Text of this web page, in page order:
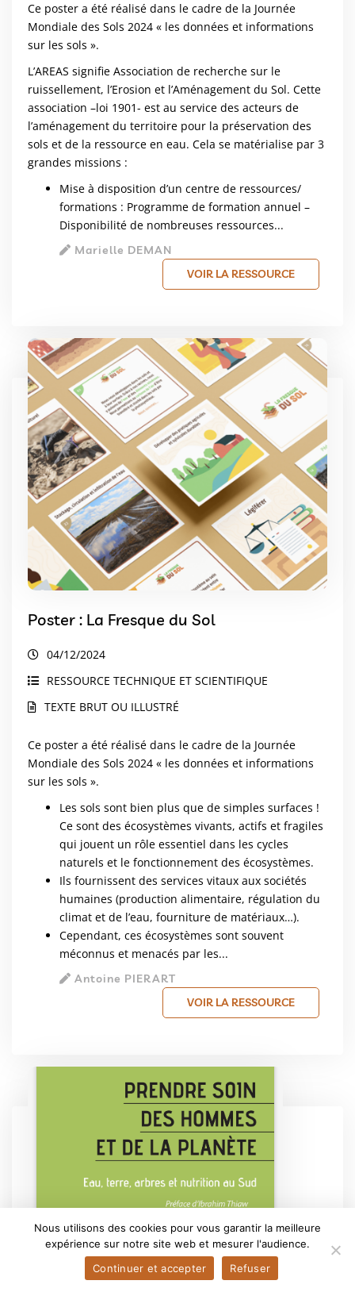
Ce poster a été réalisé dans le cadre de la Journée
Mondiale des Sols 2024 « les données et informations
sur les sols ».
L’AREAS signifie Association de recherche sur le
ruissellement, l’Erosion et l’Aménagement du Sol. Cette
association –loi 1901- est au service des acteurs de
l’aménagement du territoire pour la préservation des
sols et de la ressource en eau. Cela se matérialise par 3
grandes missions :
Mise à disposition d’un centre de ressources/
formations : Programme de formation annuel –
Disponibilité de nombreuses ressources...
Marielle DEMAN
VOIR LA RESSOURCE
Poster : La Fresque du Sol
04/12/2024
RESSOURCE TECHNIQUE ET SCIENTIFIQUE
TEXTE BRUT OU ILLUSTRÉ
Ce poster a été réalisé dans le cadre de la Journée
Mondiale des Sols 2024 « les données et informations
sur les sols ».
Les sols sont bien plus que de simples surfaces !
Ce sont des écosystèmes vivants, actifs et fragiles
qui jouent un rôle essentiel dans les cycles
naturels et le fonctionnement des écosystèmes.
Ils fournissent des services vitaux aux sociétés
humaines (production alimentaire, régulation du
climat et de l’eau, fourniture de matériaux…).
Cependant, ces écosystèmes sont souvent
méconnus et menacés par les...
Antoine PIERART
VOIR LA RESSOURCE
Nous utilisons des cookies pour vous garantir la meilleure
expérience sur notre site web et mesurer l'audience.
Continuer et accepter
Refuser